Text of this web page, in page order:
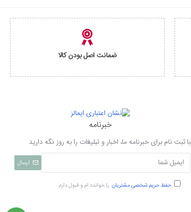
ضمانت اصل بودن کالا
خبرنامه
با ثبت نام برای خبرنامه ما، اخبار و تبلیغات را به روز نگه دارید
ارسال
حفظ حریم شخصی مشتریان را خوانده ام و قبول دارم